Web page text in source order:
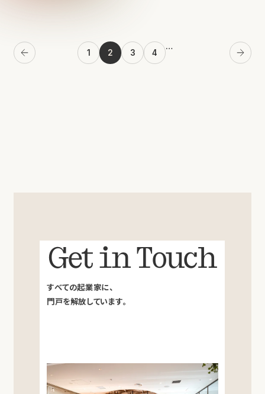
Previous
1 2 3 4
…
Next
Get in Touch
すべての起業家に、
門戸を解放しています。